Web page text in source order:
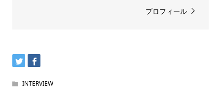
プロフィール
INTERVIEW